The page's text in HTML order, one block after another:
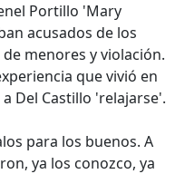
Portillo 'Mary
acusados de los
menores y violación.
que vivió en
Del Castillo 'relajarse'.
para los buenos. A
ya los conozco, ya